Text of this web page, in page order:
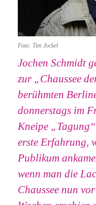
Foto: Tim Jockel
Jochen Schmidt
zur „Chaussee
berühmten
donnerstags im
Kneipe
erste Erfahrung,
Publikum
wenn man die
Chaussee nun